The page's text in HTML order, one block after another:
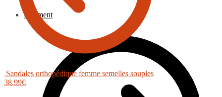
Paiement
Sandales orthopédique femme semelles souples
38.99€